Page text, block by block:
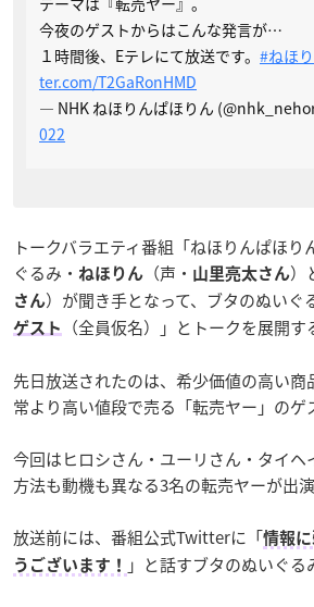
今夜のゲストからはこんな発言が…
１時間後、Eテレにて放送です。 #ねほ
ter.com/T2GaRonHMD
— NHK ねほりんぱほりん
022
トークバラエティ番組「ねほりんぱほり
ぐるみ・ ねほりん （声・ 山里亮太さん）
さん）が聞き手となって、ブタのぬいぐ
ゲスト
（全員仮名）」とトークを展開す
先日放送されたのは、希少価値の高い商
常より高い値段で売る「転売ヤー」のゲ
今回はヒロシさん・ユーリさん・タイヘ
方法も動機も異なる3名の転売ヤーが出演
放送前には、番組公式Twitterに「情報
うございます！
」と話すブタのぬいぐる